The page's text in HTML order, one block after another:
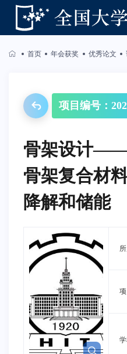
首页 年会获奖 优秀论文
项目编号：
骨架设计——
骨架复合材
降解和储能